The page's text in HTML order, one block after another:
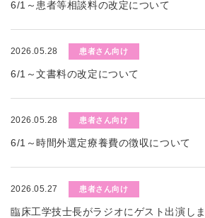
6/1～患者等相談料の改定について
2026.05.28 患者さん向け
6/1～文書料の改定について
2026.05.28 患者さん向け
6/1～時間外選定療養費の徴収について
2026.05.27 患者さん向け
臨床工学技士長がラジオにゲスト出演し